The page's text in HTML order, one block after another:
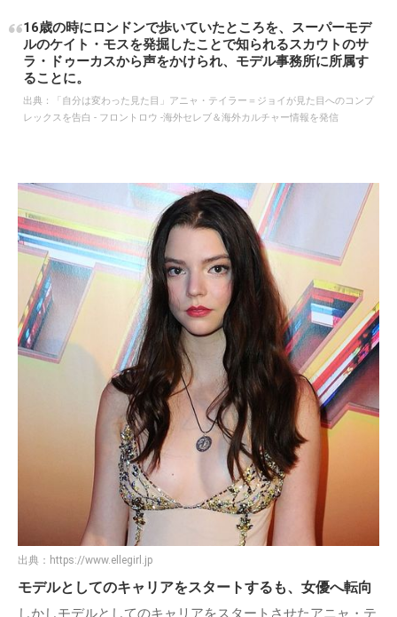
16歳の時にロンドンで歩いていたところを、スーパーモデ
ルのケイト・モスを発掘したことで知られるスカウトのサ
ラ・ドゥーカスから声をかけられ、モデル事務所に所属す
ることに。
出典：
「自分は変わった見た目」アニャ・テイラー＝ジョイが見た目へのコンプ
レックスを告白 - フロントロウ -海外セレブ＆海外カルチャー情報を発信
出典： https://www.ellegirl.jp
モデルとしてのキャリアをスタートするも、女優へ転向
しかしモデルとしてのキャリアをスタートさせたアニャ・テ